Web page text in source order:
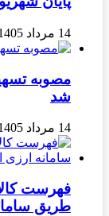
14 مرداد 1405
مصوبه
شد
14 مرداد 1405
فهرست
طریق